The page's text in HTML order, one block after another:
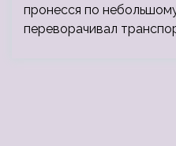
пронесся по
переворачивал